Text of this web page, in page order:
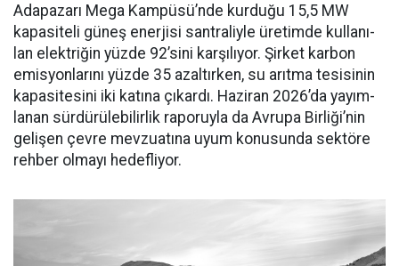
Adapaza­rı Mega Kampüsü’nde kurduğu 15,5 MW
kapasiteli güneş ener­jisi santraliyle üretimde kullanı­
lan elektriğin yüzde 92’sini karşı­lıyor. Şirket karbon
emisyonları­nı yüzde 35 azaltırken, su arıtma tesisinin
kapasitesini iki katına çıkardı. Haziran 2026’da yayım­
lanan sürdürülebilirlik raporuyla da Avrupa Birliği’nin
gelişen çev­re mevzuatına uyum konusunda sektöre
rehber olmayı hedefliyor.